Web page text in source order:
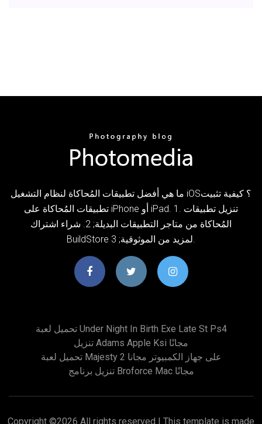
ما هي أفضل تطبيقات المُحاكاة لنظام التشغيل iOS؟ كيفية تثبيت
تطبيقات المُحاكاة على iPhone أو iPad. 1. تنزيل تطبيقات
المُحاكاة من متاجر التطبيقات البديلة; 2. شراء اشتراك
تحميل لعبة Under Night In Birth Exe Late St Ps4
تنزيل Adams Apple Ksi مجانًا
تحميل لعبة Majesty 2 على جهاز الكمبيوتر مجانا
تنزيل برنامج Broforce Mac مجانًا
Copyright ©2026 All rights reserved | This template is made